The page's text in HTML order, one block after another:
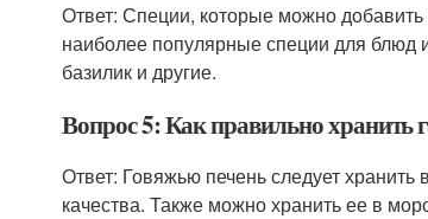
Ответ: Специи, которые можно
наиболее популярные специи для блюд
базилик и другие.
Вопрос 5: Как правильно хранить
Ответ: Говяжью печень следует
качества. Также можно хранить ее в